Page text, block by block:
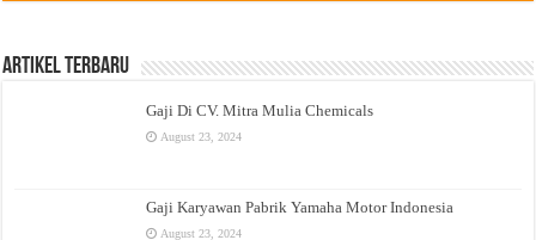
Artikel Terbaru
Gaji Di CV. Mitra Mulia Chemicals
August 23, 2024
Gaji Karyawan Pabrik Yamaha Motor Indonesia
August 23, 2024